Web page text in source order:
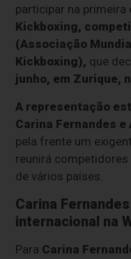
participar na primeira
Kickboxing,
(Associação
Kickboxing), que
junho, em Zurique,
A representação
Carina Fernandes e
pela frente um
reunirá competidores
de vários países.
Carina
internacional na
Para Carina